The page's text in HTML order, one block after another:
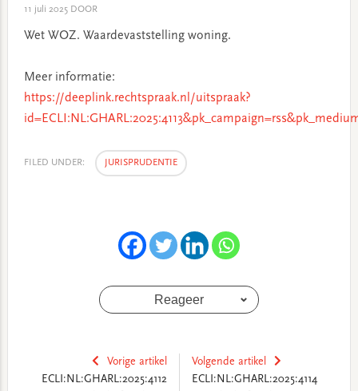
11 juli 2025DOOR
Wet WOZ. Waardevaststelling woning.
Meer informatie:
https://deeplink.rechtspraak.nl/uitspraak?
FILED UNDER: JURISPRUDENTIE
Reageer
Vorige artikel
ECLI:NL:GHARL:2025:4112
Volgende artikel
ECLI:NL:GHARL:2025:4114